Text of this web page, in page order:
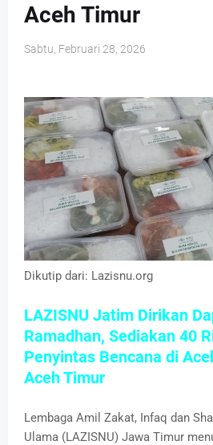
Aceh Timur
Sabtu, Februari 28, 2026
Dikutip dari: Lazisnu.org
LAZISNU Jatim Dirikan
Ramadhan, Sediakan 40
Penyintas Bencana di
Aceh Timur
Lembaga Amil Zakat, Infaq dan
Ulama (LAZISNU) Jawa Timur